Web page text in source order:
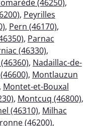
(46250),
, Peyrilles
, Pern (46170),
, Parnac
(46330),
, Nadaillac-de-
, Montlauzun
, Montet-et-Bouxal
, Montcuq (46800),
(46310), Milhac
(46200),